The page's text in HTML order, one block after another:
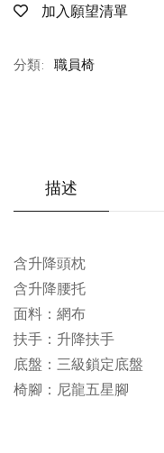
加入願望清單
分類: 職員椅
描述
含升降頭枕
含升降腰托
面料：網布
扶手：升降扶手
底盤：三級鎖定底盤
椅腳：尼龍五星腳